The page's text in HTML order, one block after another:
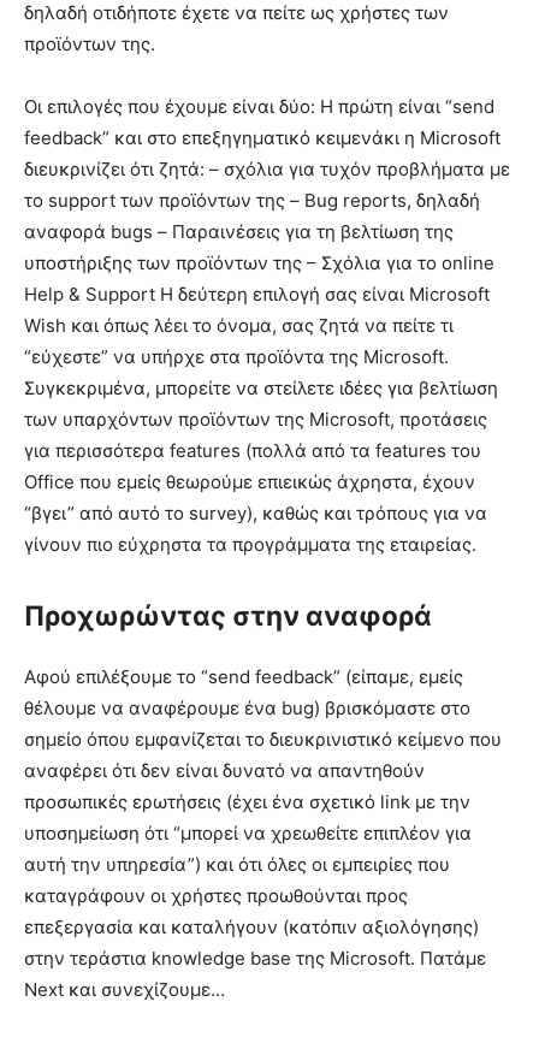
δηλαδή οτιδήποτε έχετε να πείτε ως χρήστες των
προϊόντων της.
Οι επιλογές που έχουμε είναι δύο: Η πρώτη είναι “send
feedback” και στο επεξηγηματικό κειμενάκι η Microsoft
διευκρινίζει ότι ζητά: – σχόλια για τυχόν προβλήματα με
το support των προϊόντων της – Bug reports, δηλαδή
αναφορά bugs – Παραινέσεις για τη βελτίωση της
υποστήριξης των προϊόντων της – Σχόλια για το online
Help & Support Η δεύτερη επιλογή σας είναι Microsoft
Wish και όπως λέει το όνομα, σας ζητά να πείτε τι
“εύχεστε” να υπήρχε στα προϊόντα της Microsoft.
Συγκεκριμένα, μπορείτε να στείλετε ιδέες για βελτίωση
των υπαρχόντων προϊόντων της Microsoft, προτάσεις
για περισσότερα features (πολλά από τα features του
Office που εμείς θεωρούμε επιεικώς άχρηστα, έχουν
“βγει” από αυτό το survey), καθώς και τρόπους για να
γίνουν πιο εύχρηστα τα προγράμματα της εταιρείας.
Προχωρώντας στην αναφορά
Αφού επιλέξουμε το “send feedback” (είπαμε, εμείς
θέλουμε να αναφέρουμε ένα bug) βρισκόμαστε στο
σημείο όπου εμφανίζεται το διευκρινιστικό κείμενο που
αναφέρει ότι δεν είναι δυνατό να απαντηθούν
προσωπικές ερωτήσεις (έχει ένα σχετικό link με την
υποσημείωση ότι “μπορεί να χρεωθείτε επιπλέον για
αυτή την υπηρεσία”) και ότι όλες οι εμπειρίες που
καταγράφουν οι χρήστες προωθούνται προς
επεξεργασία και καταλήγουν (κατόπιν αξιολόγησης)
στην τεράστια knowledge base της Microsoft. Πατάμε
Next και συνεχίζουμε…